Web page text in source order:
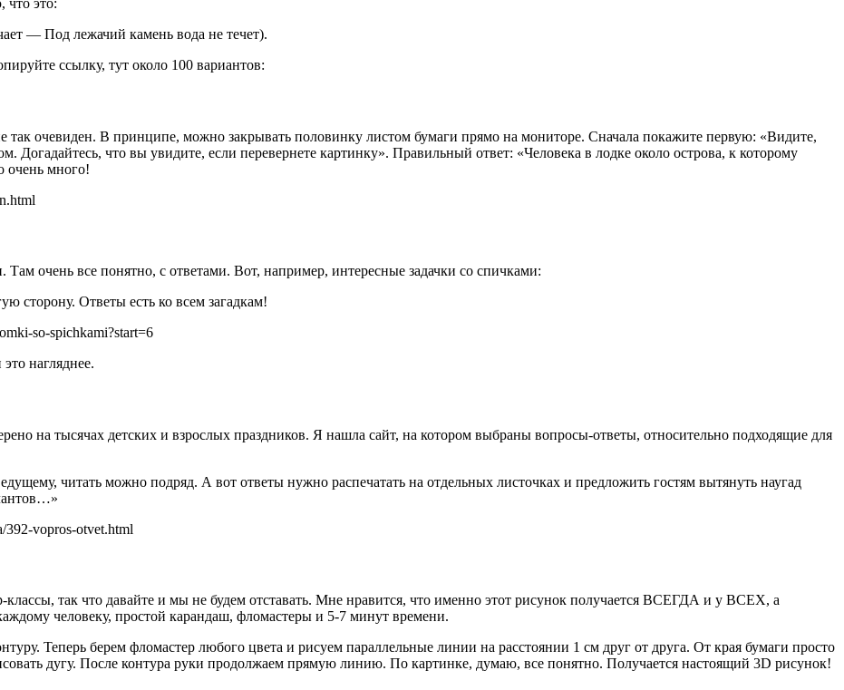
что это:
— Под лежачий камень вода не течет).
ссылку, тут около 100 вариантов:
так очевиден. В принципе, можно закрывать половинку листом бумаги прямо на мониторе. Сначала покажите первую: «Видите,
Догадайтесь, что вы увидите, если перевернете картинку». Правильный ответ: «Человека в лодке около острова, к которому
очень много!
очень все понятно, с ответами. Вот, например, интересные задачки со спичками:
сторону. Ответы есть ко всем загадкам!
so-spichkami?start=6
нагляднее.
на тысячах детских и взрослых праздников. Я нашла сайт, на котором выбраны вопросы-ответы, относительно подходящие для
читать можно подряд. А вот ответы нужно распечатать на отдельных листочках и предложить гостям вытянуть наугад
vopros-otvet.html
классы, так что давайте и мы не будем отставать. Мне нравится, что именно этот рисунок получается ВСЕГДА и у ВСЕХ, а
человеку, простой карандаш, фломастеры и 5-7 минут времени.
Теперь берем фломастер любого цвета и рисуем параллельные линии на расстоянии 1 см друг от друга. От края бумаги просто
дугу. После контура руки продолжаем прямую линию. По картинке, думаю, все понятно. Получается настоящий 3D рисунок!